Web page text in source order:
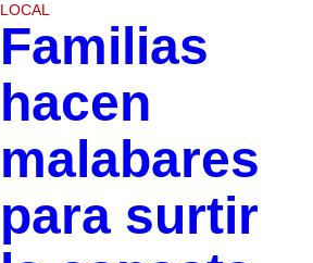
LOCAL
Familias
hacen
malabares
para surtir